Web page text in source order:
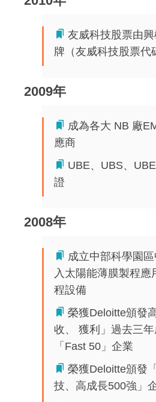
友威科技股票由
牌（友威科技股票代
2009年
成為各大 NB 廠
應商
UBE、UBS、
證
2008年
成立中部科學園
入太陽能薄膜製程應
程設備
榮獲Deloitte頒發
收、 獲利」過去三
「Fast 50」企業
榮獲Deloitte頒發
技、高成長500強」